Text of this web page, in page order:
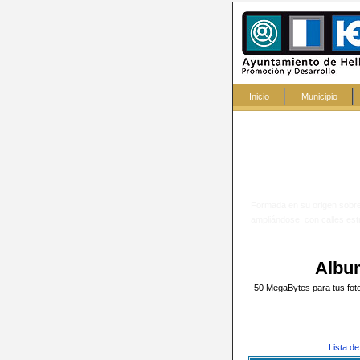
Inicio Municipio
50 MegaBytes para tus
Lista